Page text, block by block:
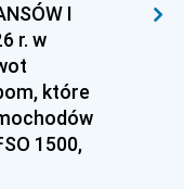
I
r. w
które
1500,